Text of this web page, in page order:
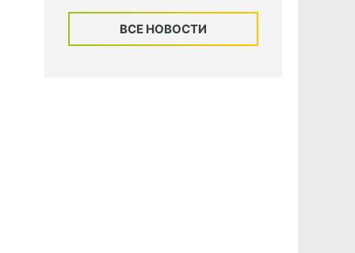
ВСЕ НОВОСТИ